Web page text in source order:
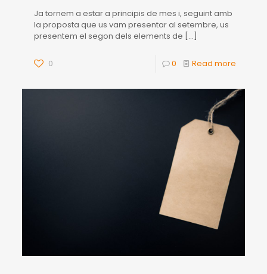
Ja tornem a estar a principis de mes i, seguint amb
la proposta que us vam presentar al setembre, us
presentem el segon dels elements de […]
0 0 Read more